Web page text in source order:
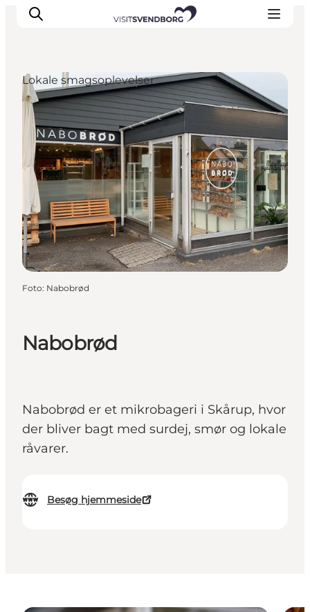
Oplev kultur & natur
Det sker i Svendborg
Spis og drik
handelsbyen Svendborg
Overnatning
Planlæg din tur
Nabobrød
Nabobrød er et mikrobageri i Skårup, hvor
der bliver bagt med surdej, smør og lokale
råvarer.
Besøg hjemmeside
Lokale smagsoplevelser
Foto: Nabobrød